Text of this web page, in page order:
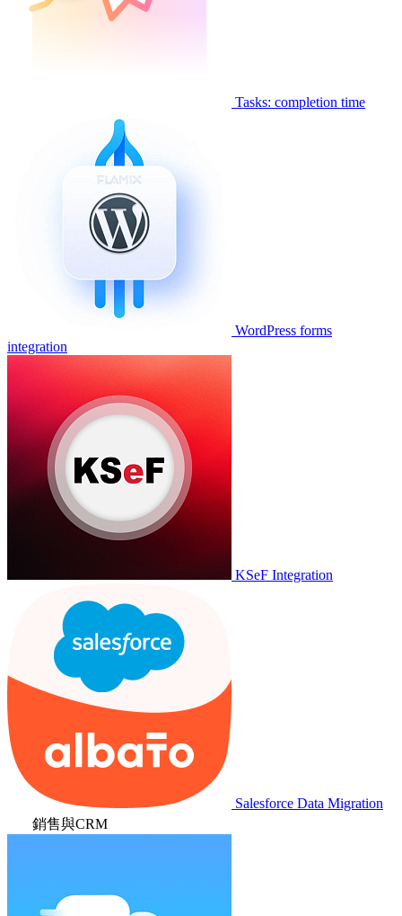
Tasks: completion time
WordPress forms
integration
KSeF Integration
Salesforce Data Migration
銷售與CRM